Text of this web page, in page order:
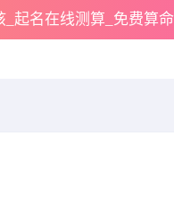
起名在线测算_免费算命